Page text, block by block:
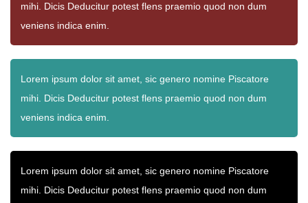
mihi. Dicis Deducitur potest flens praemio quod non dum
veniens indica enim.
Lorem ipsum dolor sit amet, sic genero nomine Piscatore
mihi. Dicis Deducitur potest flens praemio quod non dum
veniens indica enim.
Lorem ipsum dolor sit amet, sic genero nomine Piscatore
mihi. Dicis Deducitur potest flens praemio quod non dum